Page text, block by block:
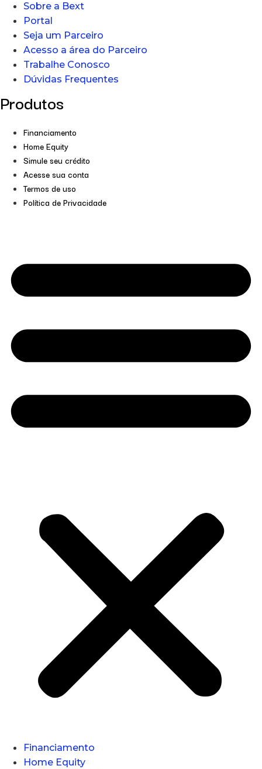
Sobre a Bext
Portal
Seja um Parceiro
Acesso a área do Parceiro
Trabalhe Conosco
Dúvidas Frequentes
Produtos
Financiamento
Home Equity
Simule seu crédito
Acesse sua conta
Termos de uso
Política de Privacidade
Financiamento
Home Equity